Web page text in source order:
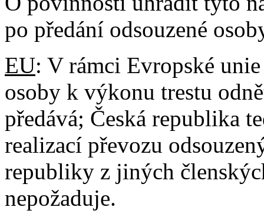
po předání odsouzené
EU: V rámci Evropské
osoby k výkonu trestu
předává; Česká republika
realizací převozu
republiky z jiných
nepožaduje.